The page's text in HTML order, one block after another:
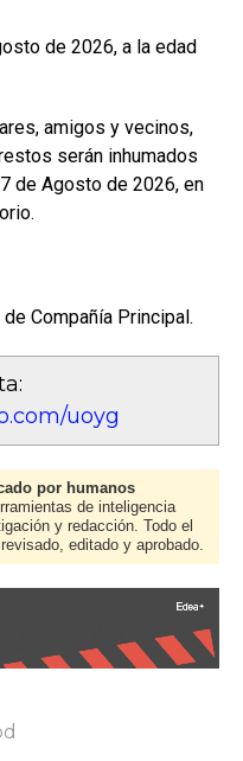
de 2026, a la edad
amigos y vecinos,
serán inhumados
de Agosto de 2026, en
Compañía Principal.
uoyg
por humanos
de inteligencia
y redacción. Todo el
editado y aprobado.